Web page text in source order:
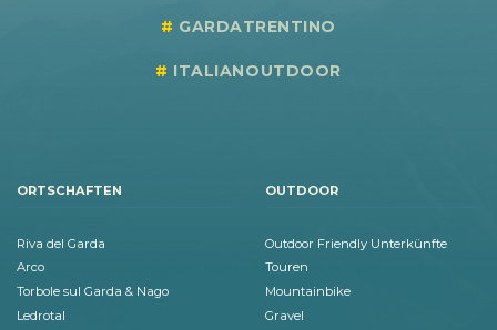
GARDATRENTINO
ITALIANOUTDOOR
ORTSCHAFTEN
Riva del Garda
Arco
Torbole sul Garda & Nago
Ledrotal
OUTDOOR
Outdoor Friendly Unterkünfte
Touren
Mountainbike
Gravel